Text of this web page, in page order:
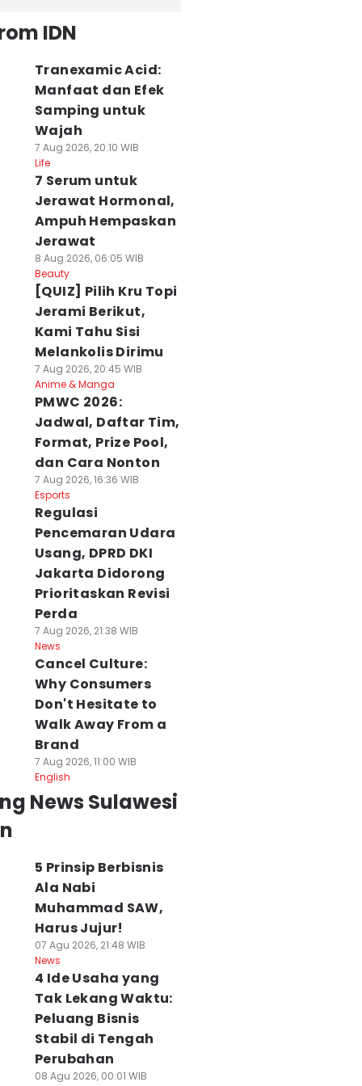
IDN
Tranexamic Acid:
Manfaat dan Efek
Samping untuk
Wajah
7 Aug 2026, 20:10 WIB
Life
7 Serum untuk
Jerawat Hormonal,
Ampuh Hempaskan
Jerawat
8 Aug 2026, 06:05 WIB
Beauty
[QUIZ] Pilih Kru Topi
Jerami Berikut,
Kami Tahu Sisi
Melankolis Dirimu
7 Aug 2026, 20:45 WIB
Anime & Manga
PMWC 2026:
Jadwal, Daftar Tim,
Format, Prize Pool,
dan Cara Nonton
7 Aug 2026, 16:36 WIB
Esports
Regulasi
Pencemaran Udara
Usang, DPRD DKI
Jakarta Didorong
Prioritaskan Revisi
Perda
7 Aug 2026, 21:38 WIB
News
Cancel Culture:
Why Consumers
Don't Hesitate to
Walk Away From a
Brand
7 Aug 2026, 11:00 WIB
English
News Sulawesi
5 Prinsip Berbisnis
Ala Nabi
Muhammad SAW,
Harus Jujur!
07 Agu 2026, 21:48 WIB
News
4 Ide Usaha yang
Tak Lekang Waktu:
Peluang Bisnis
Stabil di Tengah
Perubahan
08 Agu 2026, 00:01 WIB